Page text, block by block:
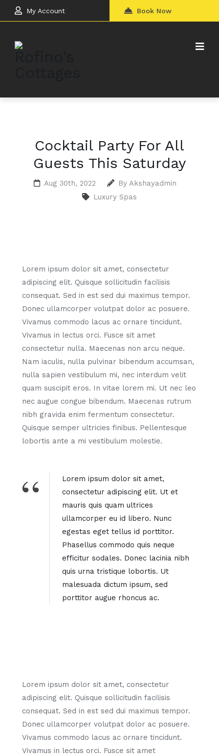
My Account Book Now
Cocktail Party For All
Guests This Saturday
Aug 30th, 2022 By Akshayadmin
Luxury Spas
Lorem ipsum dolor sit amet, consectetur
adipiscing elit. Quisque sollicitudin facilisis
consequat. Sed in est sed dui maximus tempor.
Donec ullamcorper volutpat dolor ac posuere.
Vivamus commodo lacus ac ornare tincidunt.
Vivamus in lectus orci. Fusce sit amet
consectetur nulla. Maecenas non arcu neque.
Nam iaculis, nulla pulvinar bibendum accumsan,
nulla sapien vestibulum mi, nec interdum velit
quam suscipit eros. In vitae lorem mi. Ut nec leo
nec augue congue bibendum. Maecenas rutrum
nibh gravida enim fermentum consectetur.
Quisque semper ultricies finibus. Pellentesque
lobortis ante a mi vestibulum molestie.
Lorem ipsum dolor sit amet,
consectetur adipiscing elit. Ut et
mauris quis quam ultrices
ullamcorper eu id libero. Nunc
egestas eget tellus id porttitor.
Phasellus commodo quis neque
efficitur sodales. Donec lacinia nibh
quis urna tristique lobortis. Ut
malesuada dictum ipsum, sed
porttitor augue rhoncus ac.
Lorem ipsum dolor sit amet, consectetur
adipiscing elit. Quisque sollicitudin facilisis
consequat. Sed in est sed dui maximus tempor.
Donec ullamcorper volutpat dolor ac posuere.
Vivamus commodo lacus ac ornare tincidunt.
Vivamus in lectus orci. Fusce sit amet